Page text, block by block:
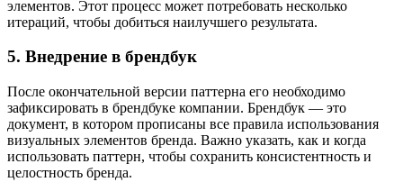
элементов. Этот процесс может потребовать несколько
итераций, чтобы добиться наилучшего результата.
5. Внедрение в брендбук
После окончательной версии паттерна его необходимо
зафиксировать в брендбуке компании. Брендбук — это
документ, в котором прописаны все правила использования
визуальных элементов бренда. Важно указать, как и когда
использовать паттерн, чтобы сохранить консистентность и
целостность бренда.